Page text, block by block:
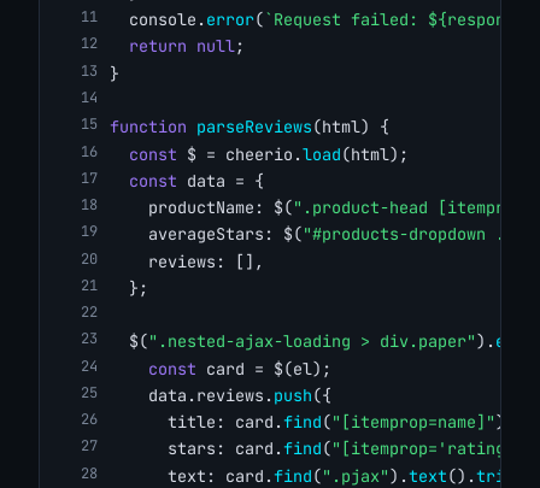
  console.
error(`Request failed:
return null;
}
function parseReviews(html) {
const $ = cheerio.load(html);
const data = {
    productName: $(
".product-head
    averageStars: $(
"#products-dropdown .fw-
    reviews: [],
  };
  $(
".nested-ajax-loading > div.paper"). each
const card = $(el);
    data.reviews.
push({
      title: card.
find("[itemprop=name]").
      stars: card.
find(
      text: card.
find(".pjax").text().trim